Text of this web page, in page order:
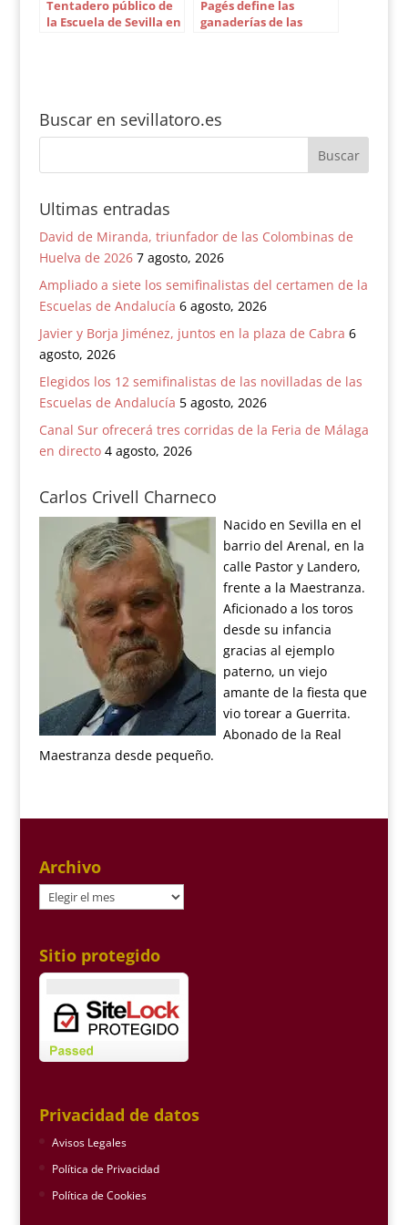
Tentadero público de
la Escuela de Sevilla en
Pagés define las
ganaderías de las
Buscar en sevillatoro.es
Ultimas entradas
David de Miranda, triunfador de las Colombinas de
Huelva de 2026 7 agosto, 2026
Ampliado a siete los semifinalistas del certamen de la
Escuelas de Andalucía 6 agosto, 2026
Javier y Borja Jiménez, juntos en la plaza de Cabra 6
agosto, 2026
Elegidos los 12 semifinalistas de las novilladas de las
Escuelas de Andalucía 5 agosto, 2026
Canal Sur ofrecerá tres corridas de la Feria de Málaga
en directo 4 agosto, 2026
Carlos Crivell Charneco
Nacido en Sevilla en el
barrio del Arenal, en la
calle Pastor y Landero,
frente a la Maestranza.
Aficionado a los toros
desde su infancia
gracias al ejemplo
paterno, un viejo
amante de la fiesta que
vio torear a Guerrita.
Abonado de la Real
Maestranza desde pequeño.
Archivo
Archivo
Sitio protegido
Privacidad de datos
Avisos Legales
Política de Privacidad
Política de Cookies